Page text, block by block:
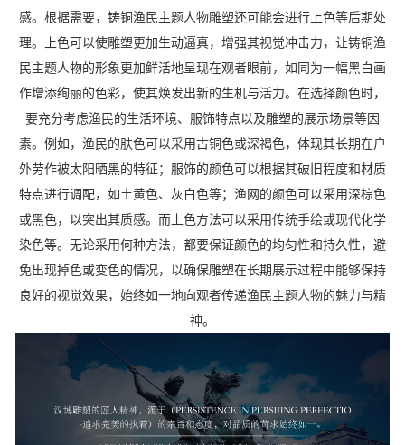
感。根据需要，铸铜渔民主题人物雕塑还可能会进行上色等后期处
理。上色可以使雕塑更加生动逼真，增强其视觉冲击力，让铸铜渔
民主题人物的形象更加鲜活地呈现在观者眼前，如同为一幅黑白画
作增添绚丽的色彩，使其焕发出新的生机与活力。在选择颜色时，
要充分考虑渔民的生活环境、服饰特点以及雕塑的展示场景等因
素。例如，渔民的肤色可以采用古铜色或深褐色，体现其长期在户
外劳作被太阳晒黑的特征；服饰的颜色可以根据其破旧程度和材质
特点进行调配，如土黄色、灰白色等；渔网的颜色可以采用深棕色
或黑色，以突出其质感。而上色方法可以采用传统手绘或现代化学
染色等。无论采用何种方法，都要保证颜色的均匀性和持久性，避
免出现掉色或变色的情况，以确保雕塑在长期展示过程中能够保持
良好的视觉效果，始终如一地向观者传递渔民主题人物的魅力与精
神。